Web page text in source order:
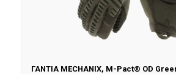
ΓΑΝΤΙΑ MECHANIX, M-Pact® OD